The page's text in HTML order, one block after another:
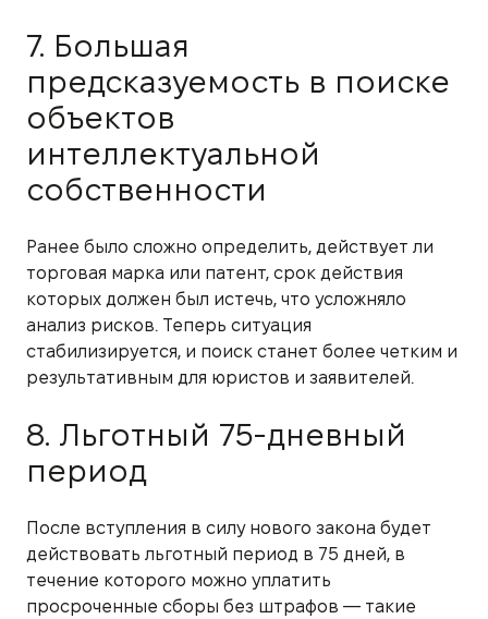
7. Большая
предсказуемость в поиске
объектов
интеллектуальной
собственности
Ранее было сложно определить, действует ли
торговая марка или патент, срок действия
которых должен был истечь, что усложняло
анализ рисков. Теперь ситуация
стабилизируется, и поиск станет более четким и
результативным для юристов и заявителей.
8. Льготный 75-дневный
период
После вступления в силу нового закона будет
действовать льготный период в 75 дней, в
течение которого можно уплатить
просроченные сборы без штрафов — такие